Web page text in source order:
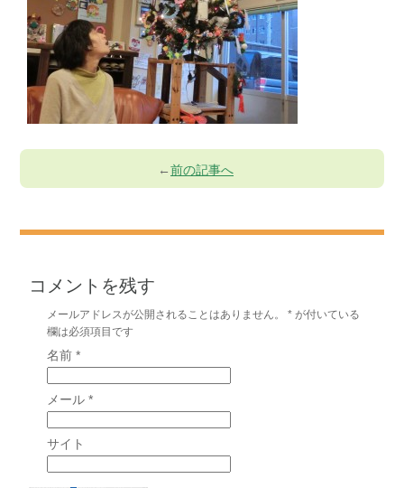
←前の記事へ
コメントを残す
メールアドレスが公開されることはありません。 * が付いている
欄は必須項目です
名前*
メール*
サイト